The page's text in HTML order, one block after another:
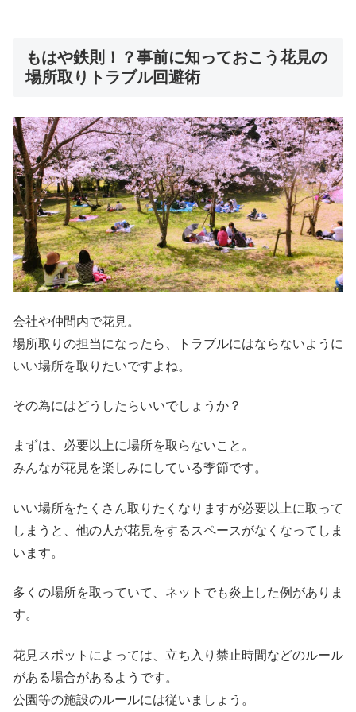
もはや鉄則！？事前に知っておこう花見の
場所取りトラブル回避術
会社や仲間内で花見。
場所取りの担当になったら、トラブルにはならないように
いい場所を取りたいですよね。
その為にはどうしたらいいでしょうか？
まずは、必要以上に場所を取らないこと。
みんなが花見を楽しみにしている季節です。
いい場所をたくさん取りたくなりますが必要以上に取って
しまうと、他の人が花見をするスペースがなくなってしま
います。
多くの場所を取っていて、ネットでも炎上した例がありま
す。
花見スポットによっては、立ち入り禁止時間などのルール
がある場合があるようです。
公園等の施設のルールには従いましょう。